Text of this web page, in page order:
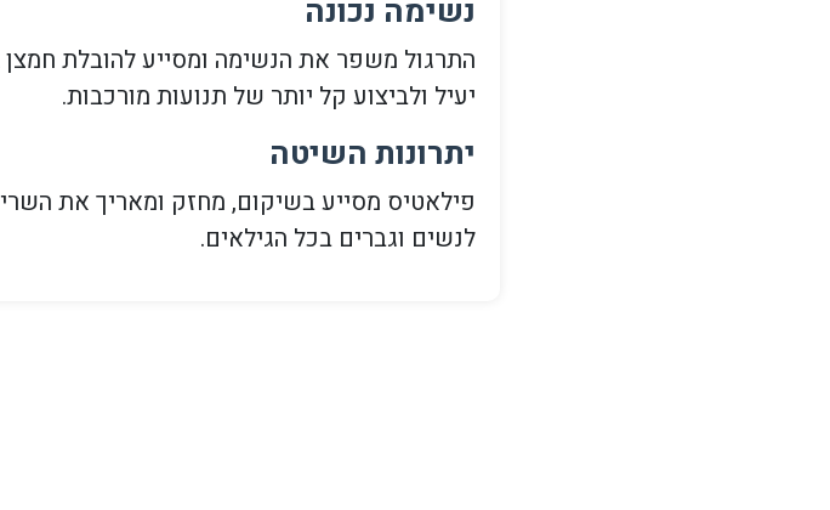
נשימה נכונה
התרגול משפר את הנשימה ומסייע להובלת חמצן
יעיל ולביצוע קל יותר של תנועות מורכבות.
יתרונות השיטה
פילאטיס מסייע בשיקום, מחזק ומאריך את
לנשים וגברים בכל הגילאים.